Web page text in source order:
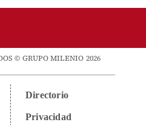
© GRUPO MILENIO 2026
Directorio
Privacidad